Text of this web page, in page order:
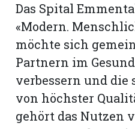
Das Spital
«Modern.
möchte sich
Partnern im
verbessern und
von höchster
gehört das Nutzen